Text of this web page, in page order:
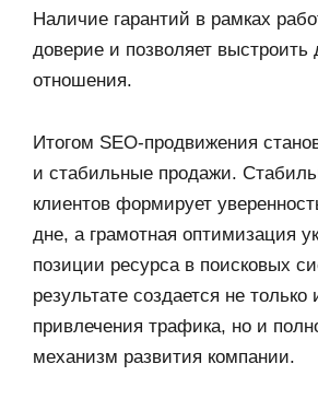
Наличие гарантий в рамках
доверие и позволяет выстроить
отношения.
Итогом SEO-продвижения
и стабильные продажи.
клиентов формирует
дне, а грамотная оптимизация
позиции ресурса в поисковых
результате создается не только
привлечения трафика, но и
механизм развития компании.